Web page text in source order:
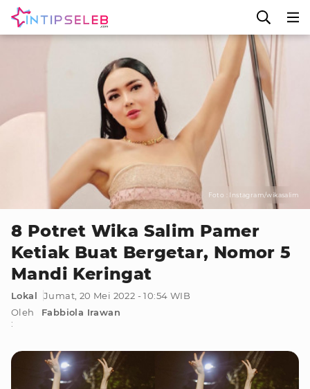
Foto : Instagram/wikasalim
8 Potret Wika Salim Pamer
Ketiak Buat Bergetar, Nomor 5
Mandi Keringat
Lokal
Jumat, 20 Mei 2022 - 10:54 WIB
Oleh
:
Fabbiola Irawan